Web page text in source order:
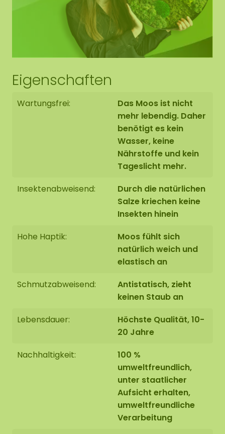
Eigenschaften
Wartungsfrei:
Das Moos ist nicht
mehr lebendig. Daher
benötigt es kein
Wasser, keine
Nährstoffe und kein
Tageslicht mehr.
Insektenabweisend:
Durch die natürlichen
Salze kriechen keine
Insekten hinein
Hohe Haptik:
Moos fühlt sich
natürlich weich und
elastisch an
Schmutzabweisend:
Antistatisch, zieht
keinen Staub an
Lebensdauer:
Höchste Qualität, 10-
20 Jahre
Nachhaltigkeit:
100 %
umweltfreundlich,
unter staatlicher
Aufsicht erhalten,
umweltfreundliche
Verarbeitung